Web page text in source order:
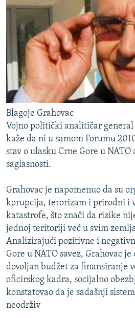
Blagoje Grahovac
Vojno politički analitičar general
kaže da ni u samom Forumu
stav o ulasku Crne Gore u
saglasnosti.
Grahovac je napomenuo da su
korupcija, terorizam i prirodni i
katastrofe, što znači da rizike
jednoj teritoriji već u svim
Analizirajući pozitivne i
Gore u NATO savez, Grahovac
dovoljan budžet za finansiranje
oficirskog kadra, socijalno
konstatovao da je sadašnji
neodrživ